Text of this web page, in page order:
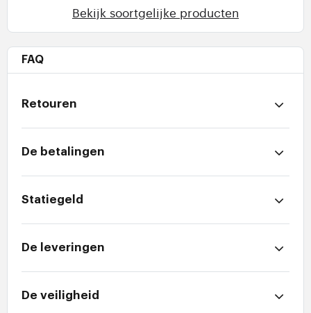
Bekijk soortgelijke producten
FAQ
Retouren
De betalingen
Statiegeld
De leveringen
De veiligheid